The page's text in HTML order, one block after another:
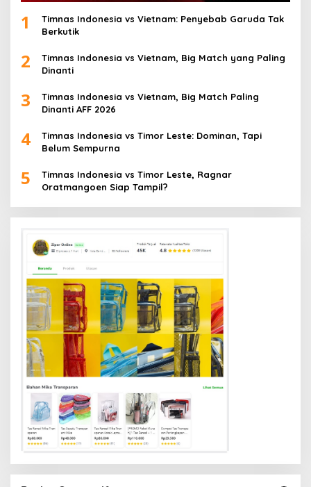
1
Timnas Indonesia vs Vietnam: Penyebab Garuda Tak
Berkutik
2
Timnas Indonesia vs Vietnam, Big Match yang Paling
Dinanti
3
Timnas Indonesia vs Vietnam, Big Match Paling
Dinanti AFF 2026
4
Timnas Indonesia vs Timor Leste: Dominan, Tapi
Belum Sempurna
5
Timnas Indonesia vs Timor Leste, Ragnar
Oratmangoen Siap Tampil?